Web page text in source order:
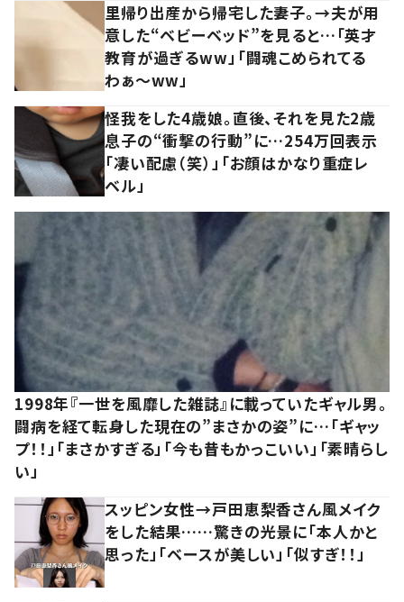
里帰り出産から帰宅した妻子。→夫が用
意した“ベビーベッド”を見ると…「英才
教育が過ぎるww」「闘魂こめられてる
わぁ～ww」
怪我をした4歳娘。直後、それを見た2歳
息子の“衝撃の行動”に…254万回表示
「凄い配慮（笑）」「お顔はかなり重症レ
ベル」
1998年『一世を風靡した雑誌』に載っていたギャル男。
闘病を経て転身した現在の”まさかの姿”に…「ギャッ
プ！！」「まさかすぎる」「今も昔もかっこいい」「素晴らし
い」
スッピン女性→戸田恵梨香さん風メイク
をした結果……驚きの光景に「本人かと
思った」「ベースが美しい」「似すぎ！！」